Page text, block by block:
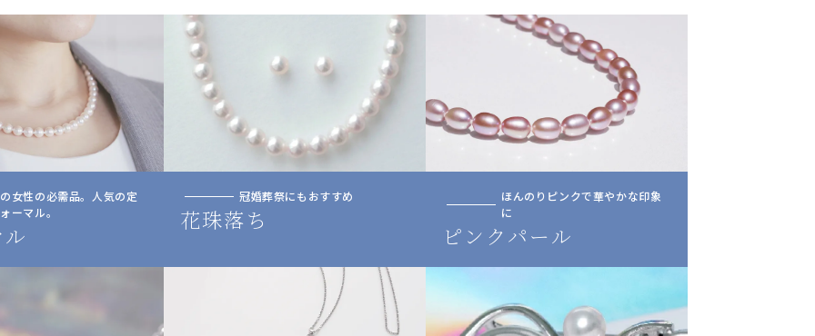
女性の必需品。人気の定
ーマル。
冠婚葬祭にもおすすめ
花珠落ち
ほんのりピンクで華やかな印象
に
ピンクパール